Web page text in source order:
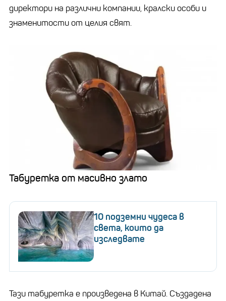
директори на различни компании, кралски особи и
знаменитости от целия свят.
Табуретка от масивно злато
10 подземни чудеса в
света, които да
изследвате
Тази табуретка е произведена в Китай. Създадена